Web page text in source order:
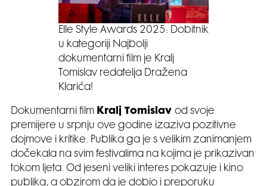
Elle Style Awards 2025: Dobitnik
u kategoriji Najbolji
dokumentarni film je Kralj
Tomislav redatelja Dražena
Klarića!
Dokumentarni film Kralj Tomislav od svoje
premijere u srpnju ove godine izaziva pozitivne
dojmove i kritike. Publika ga je s velikim zanimanjem
dočekala na svim festivalima na kojima je prikazivan
tokom ljeta. Od jeseni veliki interes pokazuje i kino
publika, a obzirom da je dobio i preporuku